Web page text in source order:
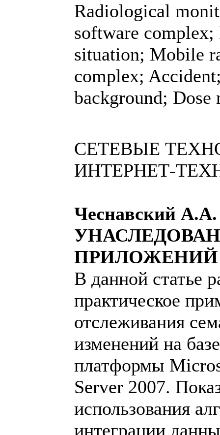
Radiological
software
situation; Mobile
complex;
background; Dose
СЕТЕВЫЕ
ИНТЕРНЕТ-
Чеснавский
ПРИЛОЖЕНИЙ
В данной статье
практическое
отслеживания
изменений на
платформы
Server 2007.
использования
интеграции